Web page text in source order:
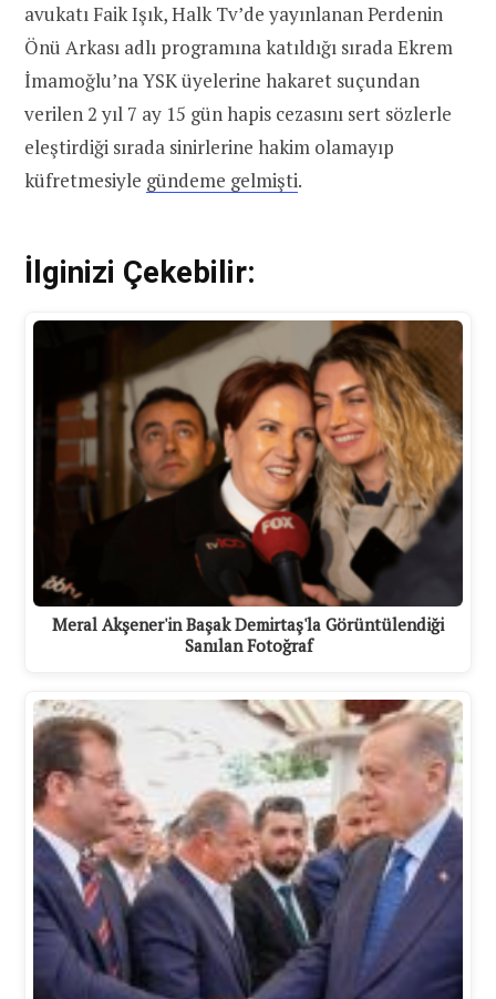
avukatı Faik Işık, Halk Tv’de yayınlanan Perdenin
Önü Arkası adlı programına katıldığı sırada Ekrem
İmamoğlu’na YSK üyelerine hakaret suçundan
verilen 2 yıl 7 ay 15 gün hapis cezasını sert sözlerle
eleştirdiği sırada sinirlerine hakim olamayıp
küfretmesiyle gündeme gelmişti.
İlginizi Çekebilir:
Meral Akşener'in Başak Demirtaş'la Görüntülendiği
Sanılan Fotoğraf